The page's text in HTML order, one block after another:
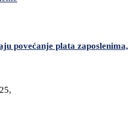
povećanje plata zaposlenima,